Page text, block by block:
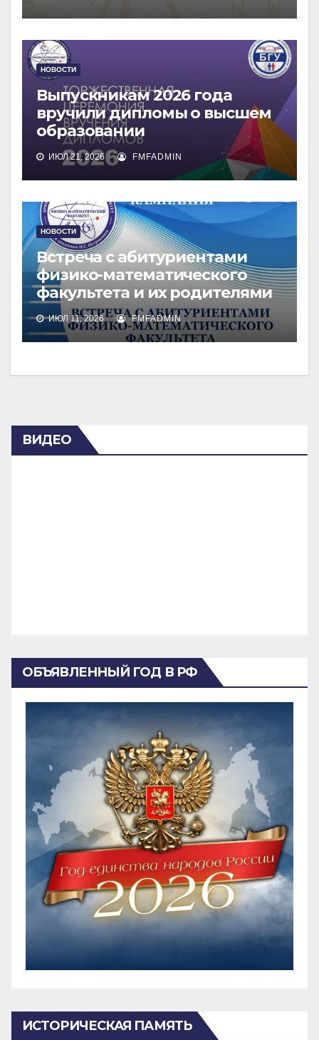
НОВОСТИ
Выпускникам 2026 года
вручили дипломы о высшем
образовании
ИЮЛ 21, 2026 FMFADMIN
НОВОСТИ
Встреча с абитуриентами
физико-математического
факультета и их родителями
ИЮЛ 11, 2026 FMFADMIN
ВИДЕО
ОБЪЯВЛЕННЫЙ ГОД В РФ
ИСТОРИЧЕСКАЯ ПАМЯТЬ